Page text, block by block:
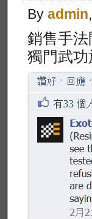
By admin
銷售手
獨門武